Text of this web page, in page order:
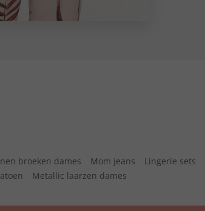
broeken dames Mom jeans Lingerie sets
Metallic laarzen dames